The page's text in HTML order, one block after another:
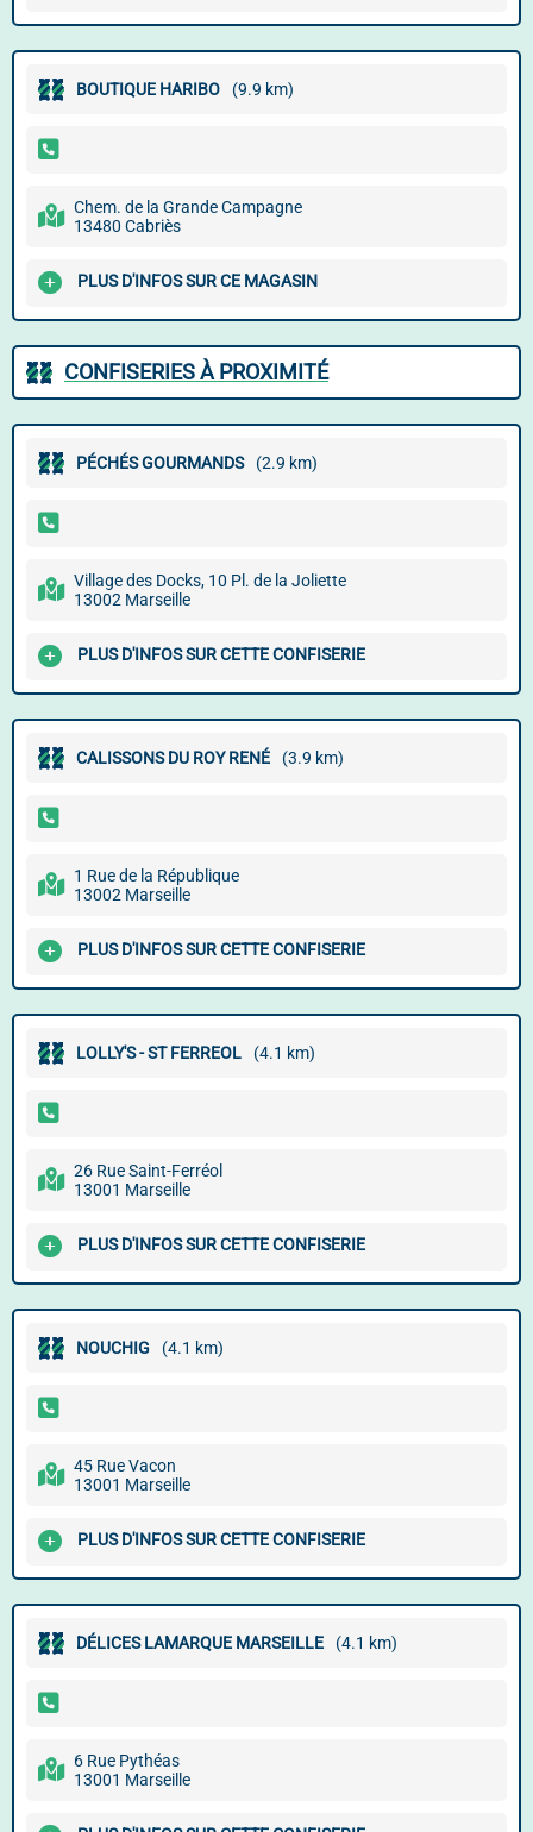
BOUTIQUE HARIBO (9.9 km)
Chem. de la Grande Campagne
13480 Cabriès
PLUS D'INFOS SUR CE MAGASIN
CONFISERIES À PROXIMITÉ
PÉCHÉS GOURMANDS (2.9 km)
Village des Docks, 10 Pl. de la Joliette
13002 Marseille
PLUS D'INFOS SUR CETTE CONFISERIE
CALISSONS DU ROY RENÉ (3.9 km)
1 Rue de la République
13002 Marseille
PLUS D'INFOS SUR CETTE CONFISERIE
LOLLY'S - ST FERREOL (4.1 km)
26 Rue Saint-Ferréol
13001 Marseille
PLUS D'INFOS SUR CETTE CONFISERIE
NOUCHIG (4.1 km)
45 Rue Vacon
13001 Marseille
PLUS D'INFOS SUR CETTE CONFISERIE
DÉLICES LAMARQUE MARSEILLE (4.1 km)
6 Rue Pythéas
13001 Marseille